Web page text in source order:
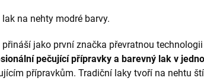
lak na nehty modré barvy.
přináší jako první značka převratnou
pečující přípravky a barevný lak v
přípravkům. Tradiční laky tvoří na nehtu